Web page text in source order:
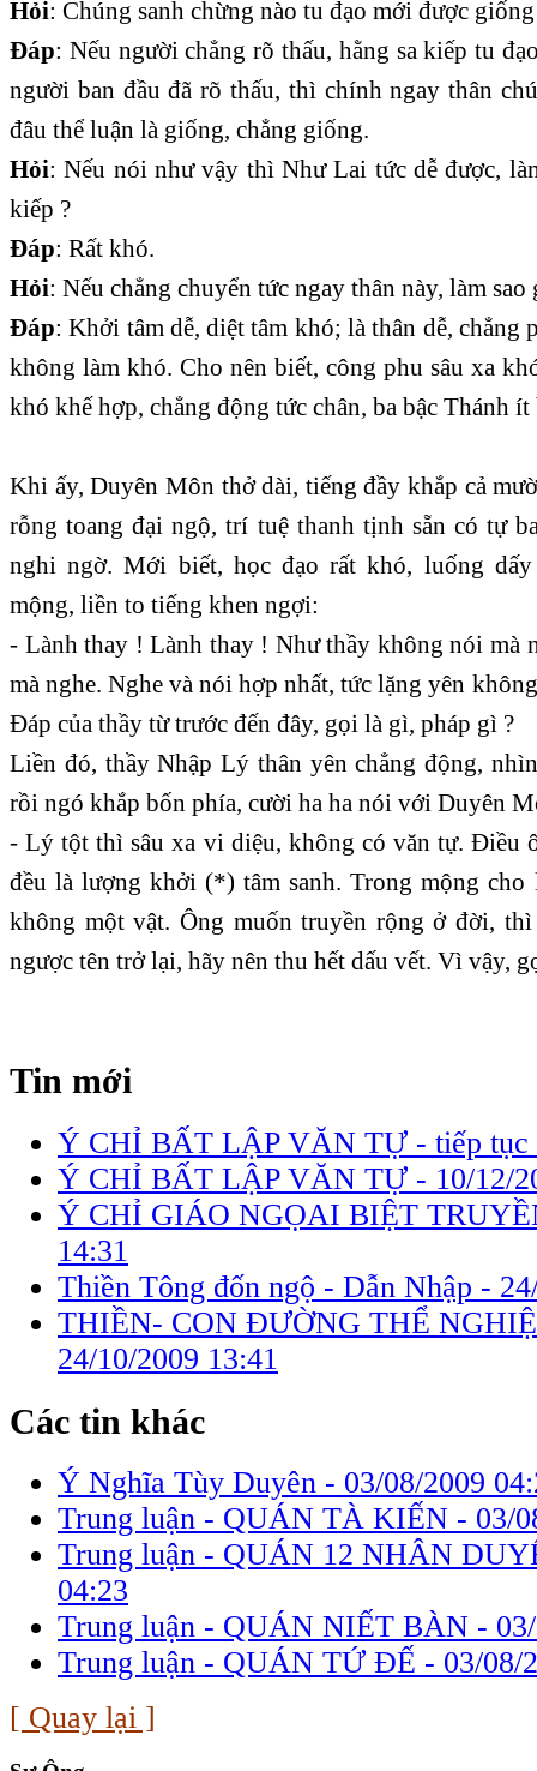
Hỏi: Chúng sanh chừng nào tu đạo mới được
Đáp: Nếu người chẳng rõ thấu, hằng sa kiếp tu
người ban đầu đã rõ thấu, thì chính ngay thân
đâu thể luận là giống, chẳng giống.
Hỏi: Nếu nói như vậy thì Như Lai tức dễ được,
kiếp ?
Đáp: Rất khó.
Hỏi: Nếu chẳng chuyển tức ngay thân này, làm sao
Đáp: Khởi tâm dễ, diệt tâm khó; là thân dễ, chẳng
không làm khó. Cho nên biết, công phu sâu xa
khó khế hợp, chẳng động tức chân, ba bậc Thánh
Khi ấy, Duyên Môn thở dài, tiếng đầy khắp cả
rỗng toang đại ngộ, trí tuệ thanh tịnh sẵn có tự
nghi ngờ. Mới biết, học đạo rất khó, luống
mộng, liền to tiếng khen ngợi:
- Lành thay ! Lành thay ! Như thầy không nói mà
mà nghe. Nghe và nói hợp nhất, tức lặng yên
Đáp của thầy từ trước đến đây, gọi là gì, pháp gì ?
Liền đó, thầy Nhập Lý thân yên chẳng động,
rồi ngó khắp bốn phía, cười ha ha nói với Duyên
- Lý tột thì sâu xa vi diệu, không có văn tự. Điều
đều là lượng khởi (*) tâm sanh. Trong mộng
không một vật. Ông muốn truyền rộng ở đời,
ngược tên trở lại, hãy nên thu hết dấu vết. Vì vậy,
Tin mới
Ý CHỈ BẤT LẬP VĂN TỰ - tiếp
Ý CHỈ BẤT LẬP VĂN TỰ - 10/12/
Ý CHỈ GIÁO NGỌAI BIỆT
14:31
Thiền Tông đốn ngộ - Dẫn Nhập -
THIỀN- CON ĐƯỜNG THỂ
24/10/2009 13:41
Các tin khác
Ý Nghĩa Tùy Duyên - 03/08/2009
Trung luận - QUÁN TÀ KIẾN - 03/
Trung luận - QUÁN 12 NHÂN
04:23
Trung luận - QUÁN NIẾT BÀN -
Trung luận - QUÁN TỨ ĐẾ - 03/08/
[ Quay lại ]